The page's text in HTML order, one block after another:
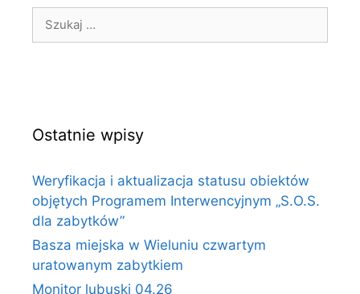
Ostatnie wpisy
Weryfikacja i aktualizacja statusu obiektów
objętych Programem Interwencyjnym „S.O.S.
dla zabytków”
Basza miejska w Wieluniu czwartym
uratowanym zabytkiem
Monitor lubuski 04.26